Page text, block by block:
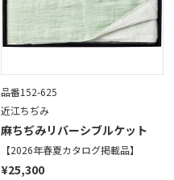
品番152-625
近江ちぢみ
麻ちぢみリバーシブルケット
【2026年春夏カタログ掲載品】
¥25,300